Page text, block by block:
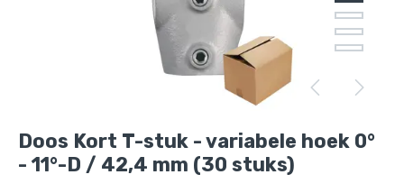
Doos Kort T-stuk - variabele hoek 0°
- 11°-D / 42,4 mm (30 stuks)
Doos Kort T-stuk - variabele hoek 0° -
11°-D / 42,4 mm (30 stuks)
is toegevoegd aan